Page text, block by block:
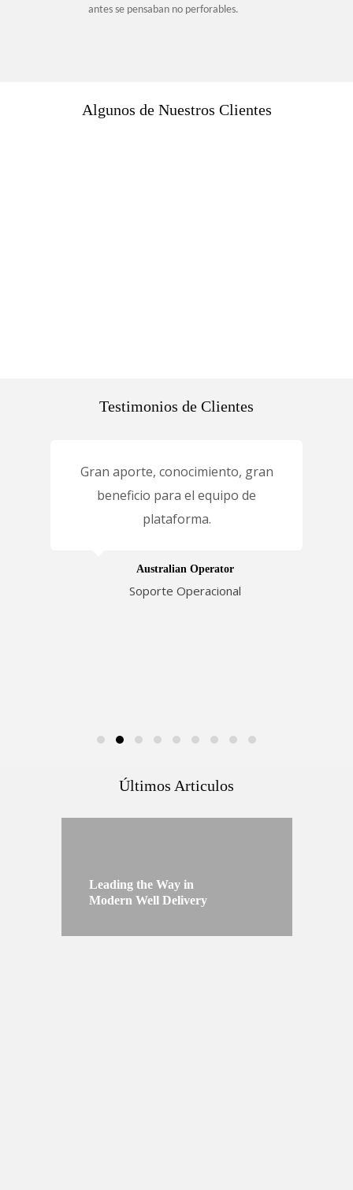
antes se pensaban no perforables.
Algunos de Nuestros Clientes
Testimonios de Clientes
Gran aporte, conocimiento, gran
beneficio para el equipo de
plataforma.
Australian Operator
Soporte Operacional
Últimos Articulos
Leading the Way in
Modern Well Delivery